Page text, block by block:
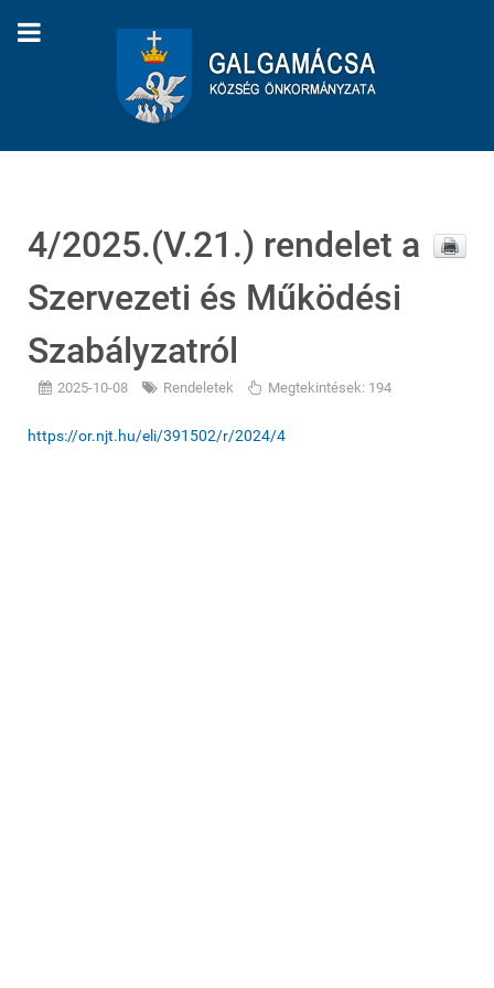
4/2025.(V.21.) rendelet a
Szervezeti és Működési
Szabályzatról
2025-10-08 Rendeletek Megtekintések: 194
https://or.njt.hu/eli/391502/r/2024/4